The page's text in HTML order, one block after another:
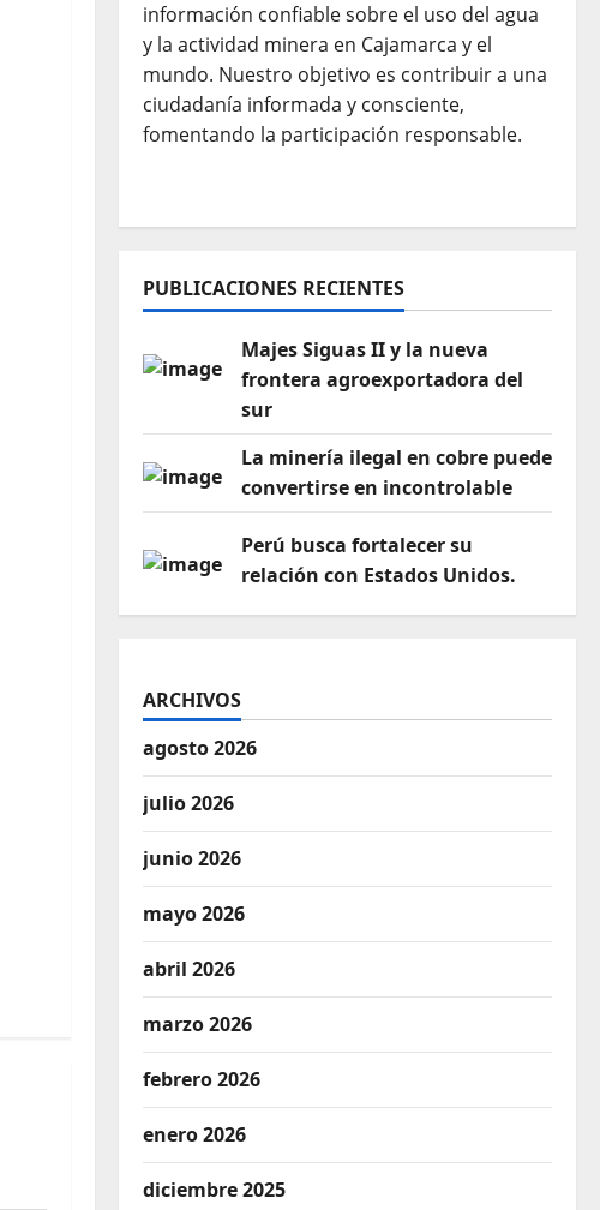
información confiable sobre el uso del agua
y la actividad minera en Cajamarca y el
mundo. Nuestro objetivo es contribuir a una
ciudadanía informada y consciente,
fomentando la participación responsable.
PUBLICACIONES RECIENTES
Majes Siguas II y la nueva
frontera agroexportadora del
sur
La minería ilegal en cobre puede
convertirse en incontrolable
Perú busca fortalecer su
relación con Estados Unidos.
ARCHIVOS
agosto 2026
julio 2026
junio 2026
mayo 2026
abril 2026
marzo 2026
febrero 2026
enero 2026
diciembre 2025